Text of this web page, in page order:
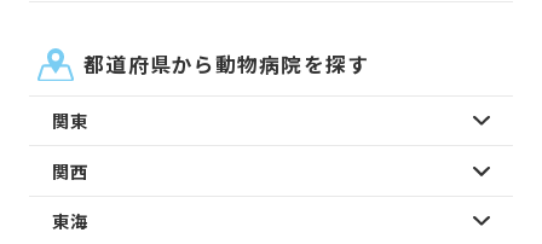
都道府県から動物病院を探す
関東
関西
東海